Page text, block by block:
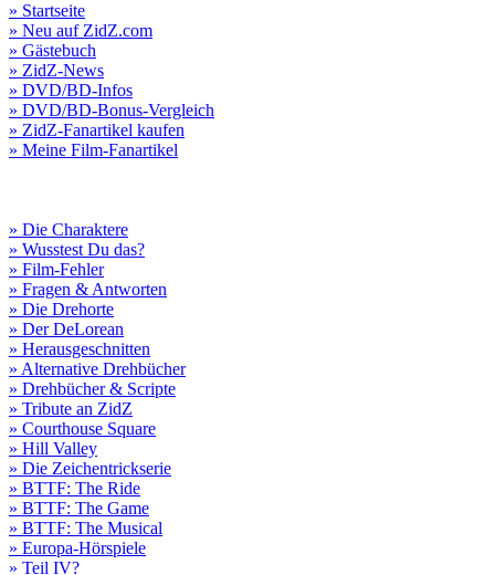
» Startseite
» Neu auf ZidZ.com
» Gästebuch
» ZidZ-News
» DVD/BD-Infos
» DVD/BD-Bonus-Vergleich
» ZidZ-Fanartikel kaufen
» Meine Film-Fanartikel
» Die Charaktere
» Wusstest Du das?
» Film-Fehler
» Fragen & Antworten
» Die Drehorte
» Der DeLorean
» Herausgeschnitten
» Alternative Drehbücher
» Drehbücher & Scripte
» Tribute an ZidZ
» Courthouse Square
» Hill Valley
» Die Zeichentrickserie
» BTTF: The Ride
» BTTF: The Game
» BTTF: The Musical
» Europa-Hörspiele
» Teil IV?